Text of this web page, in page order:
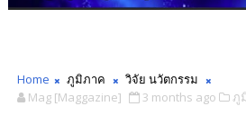
Home ภูมิภาค
วิจัย นวัตกรรม
Mag [Maggazine]
3 months ago ภู